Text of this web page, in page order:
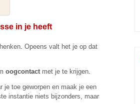
in je heeft
Opeens valt het je op dat
oogcontact met je te krijgen.
je toe geworpen en maak je een
instantie niets bijzonders, maar